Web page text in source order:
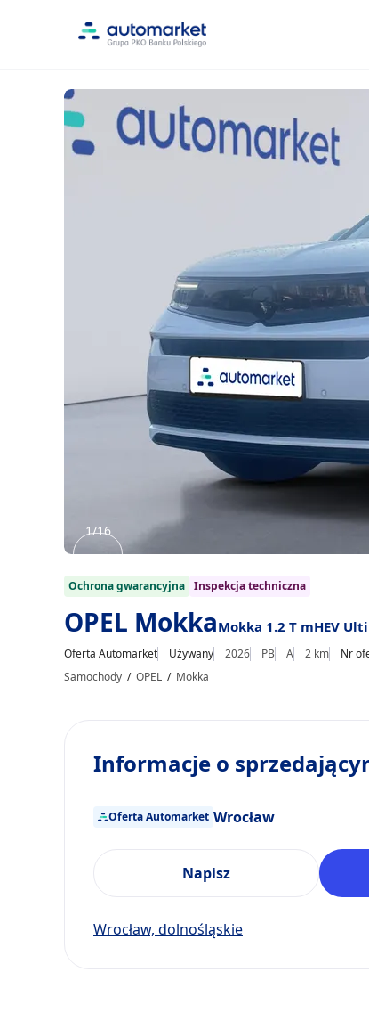
1
16
1/16
Ochrona gwarancyjna Inspekcja techniczna
OPEL MokkaMokka 1.2 T mHEV
Oferta Automarket Używany 2026 PB A 2 km
Nr
Samochody / OPEL / Mokka
Informacje o
Oferta Automarket Wrocław
Napisz
Wrocław, dolnośląskie